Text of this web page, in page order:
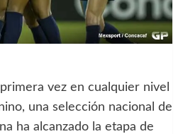
vez en cualquier nivel
una selección nacional de
ha alcanzado la etapa de